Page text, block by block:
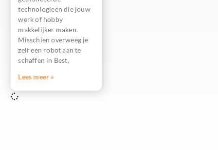
technologieën die jouw
werk of hobby
makkelijker maken.
Misschien overweeg je
zelf een robot aan te
schaffen in Best,
Lees meer »